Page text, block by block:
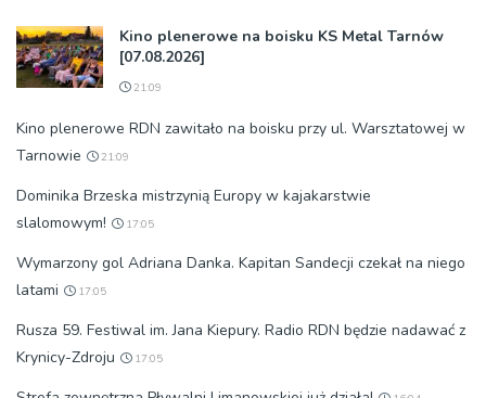
Kino plenerowe na boisku KS Metal Tarnów
[07.08.2026]
21:09
Kino plenerowe RDN zawitało na boisku przy ul. Warsztatowej w
Tarnowie
21:09
Dominika Brzeska mistrzynią Europy w kajakarstwie
slalomowym!
17:05
Wymarzony gol Adriana Danka. Kapitan Sandecji czekał na niego
latami
17:05
Rusza 59. Festiwal im. Jana Kiepury. Radio RDN będzie nadawać z
Krynicy-Zdroju
17:05